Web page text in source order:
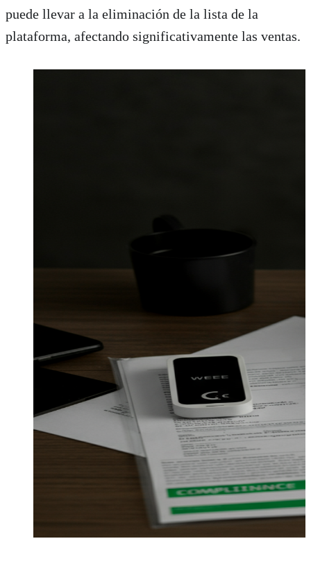
puede llevar a la eliminación de la lista de la
plataforma, afectando significativamente las ventas.